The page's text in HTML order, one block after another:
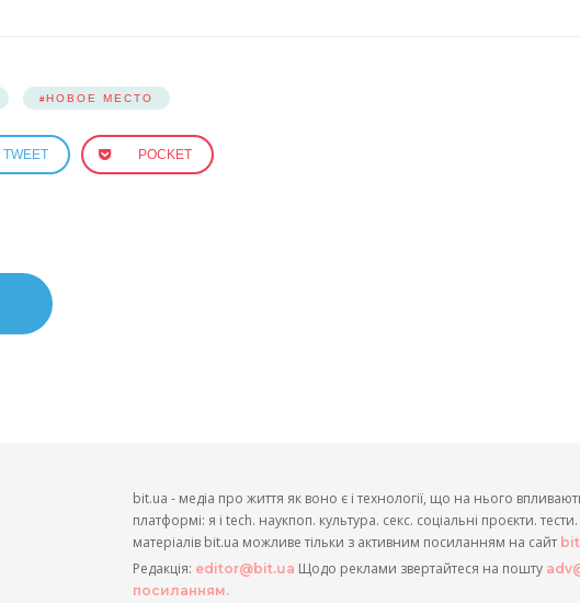
НОВОЕ МЕСТО
TWEET POCKET
bit.ua - медіа про життя як воно є і технології, що на нього
платформі: я і tech. наукпоп. культура. секс. соціальні проєкти.
матеріалів bit.ua можливе тільки з активним посиланням на сайт
Редакція: editor@bit.ua Щодо реклами звертайтеся на пошту
посиланням.